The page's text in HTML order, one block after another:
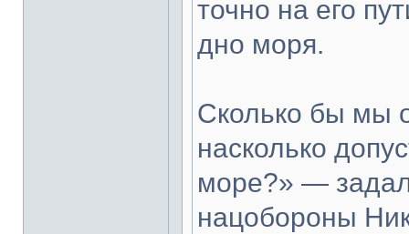
точно на его
дно моря.
Сколько бы мы
насколько
море?» —
нацобороны